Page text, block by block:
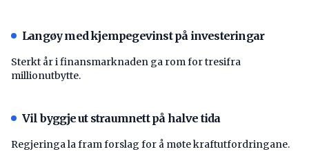
Langøy med kjempegevinst på investeringar
Sterkt år i finansmarknaden ga rom for tresifra
millionutbytte.
Vil byggje ut straumnett på halve tida
Regjeringa la fram forslag for å møte kraftutfordringane.